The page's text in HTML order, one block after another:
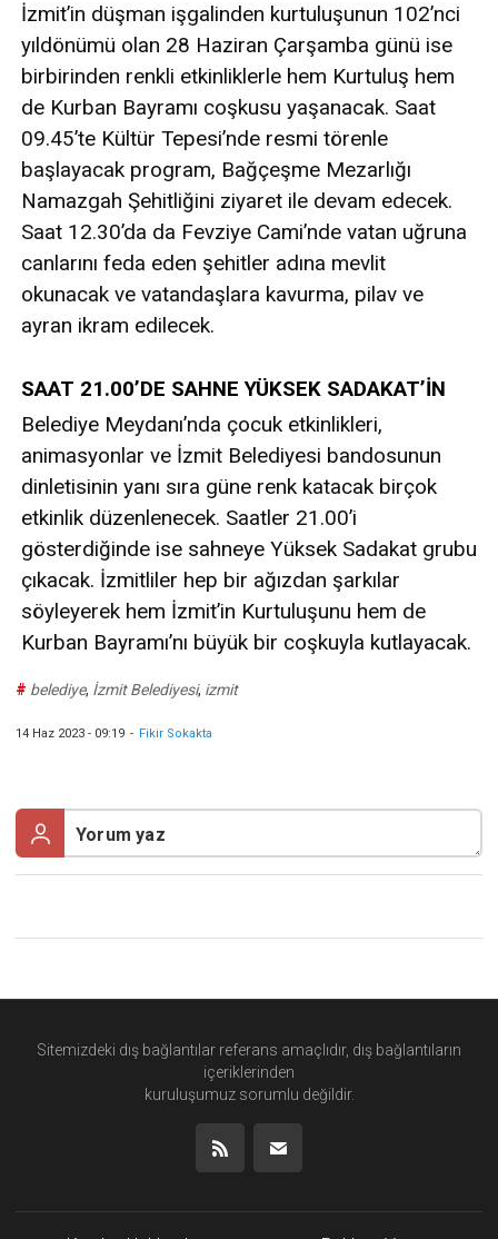
İzmit’in düşman işgalinden kurtuluşunun 102’nci
yıldönümü olan 28 Haziran Çarşamba günü ise
birbirinden renkli etkinliklerle hem Kurtuluş hem
de Kurban Bayramı coşkusu yaşanacak. Saat
09.45’te Kültür Tepesi’nde resmi törenle
başlayacak program, Bağçeşme Mezarlığı
Namazgah Şehitliğini ziyaret ile devam edecek.
Saat 12.30’da da Fevziye Cami’nde vatan uğruna
canlarını feda eden şehitler adına mevlit
okunacak ve vatandaşlara kavurma, pilav ve
ayran ikram edilecek.
SAAT 21.00’DE SAHNE YÜKSEK SADAKAT’İN
Belediye Meydanı’nda çocuk etkinlikleri,
animasyonlar ve İzmit Belediyesi bandosunun
dinletisinin yanı sıra güne renk katacak birçok
etkinlik düzenlenecek. Saatler 21.00’i
gösterdiğinde ise sahneye Yüksek Sadakat grubu
çıkacak. İzmitliler hep bir ağızdan şarkılar
söyleyerek hem İzmit’in Kurtuluşunu hem de
Kurban Bayramı’nı büyük bir coşkuyla kutlayacak.
# belediye, İzmit Belediyesi, izmit
14 Haz 2023 - 09:19 - Fikir Sokakta
Sitemizdeki dış bağlantılar referans amaçlıdır, dış bağlantıların
içeriklerinden
kuruluşumuz sorumlu değildir.